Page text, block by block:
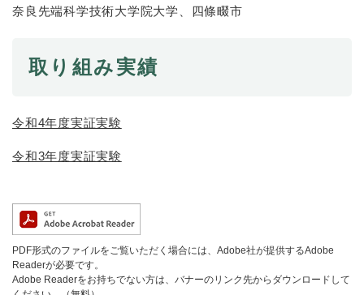
奈良先端科学技術大学院大学、四條畷市
取り組み実績
令和4年度実証実験
令和3年度実証実験
PDF形式のファイルをご覧いただく場合には、Adobe社が提供するAdobe
Readerが必要です。
Adobe Readerをお持ちでない方は、バナーのリンク先からダウンロードして